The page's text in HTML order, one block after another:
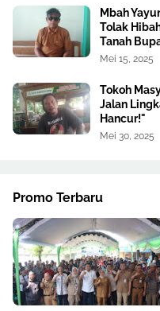
Mbah
Tolak
Tanah
Mei 15, 2025
Tokoh
Jalan
Hancur!"
Mei 30, 2025
Promo Terbaru